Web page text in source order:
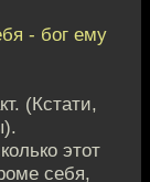
- бог ему
(Кстати,
этот
себя,